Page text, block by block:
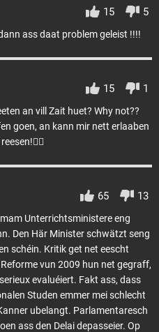
15 5
ass daat problem geleist !!!!
15 1
an vill Zait huet? Why not??
goen, an kann mir nett erlaaben
65 13
Unterrichtsministere eng
Den Här Minister schwätzt seng
schéin. Kritik get net eescht
vun 2009 hun net gegraff,
evaluéiert. Fakt ass, dass
Studen emmer mei schlecht
ubelangt. Parlamentaresch
ass den Delai depasseier. Op